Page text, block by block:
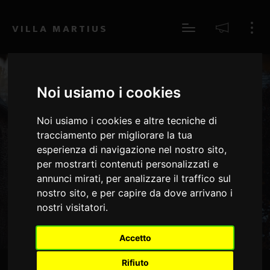
Noi usiamo i cookies
Noi usiamo i cookies e altre tecniche di
tracciamento per migliorare la tua
esperienza di navigazione nel nostro sito,
per mostrarti contenuti personalizzati e
annunci mirati, per analizzare il traffico sul
nostro sito, e per capire da dove arrivano i
nostri visitatori.
Accetto
Rifiuto
VILLA MARTIUS
Switzerland Nature
Lorem ipsum dolor sit amet, consectetur adipiscing elit. Maecenas in
pulvinar neque. Nulla finibus lobortis pulvinar.